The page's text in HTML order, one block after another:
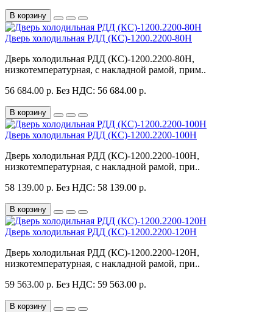
В корзину
Дверь холодильная РДД (КС)-1200.2200-80Н
Дверь холодильная РДД (КС)-1200.2200-80Н,
низкотемпературная, с накладной рамой, прим..
56 684.00 р. Без НДС: 56 684.00 р.
В корзину
Дверь холодильная РДД (КС)-1200.2200-100Н
Дверь холодильная РДД (КС)-1200.2200-100Н,
низкотемпературная, с накладной рамой, при..
58 139.00 р. Без НДС: 58 139.00 р.
В корзину
Дверь холодильная РДД (КС)-1200.2200-120Н
Дверь холодильная РДД (КС)-1200.2200-120Н,
низкотемпературная, с накладной рамой, при..
59 563.00 р. Без НДС: 59 563.00 р.
В корзину